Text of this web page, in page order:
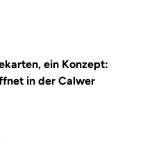
ein Konzept:
in der Calwer